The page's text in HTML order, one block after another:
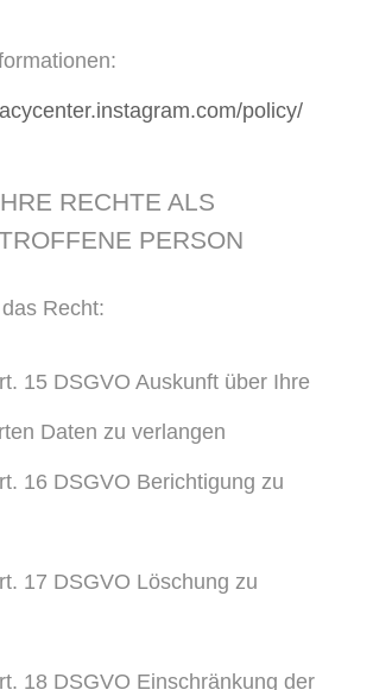
policy/
RECHTE ALS
PERSON
Recht:
15 DSGVO Auskunft über Ihre
Daten zu verlangen
16 DSGVO Berichtigung zu
17 DSGVO Löschung zu
18 DSGVO Einschränkung der